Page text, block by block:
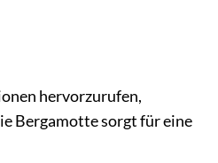
hervorzurufen,
Bergamotte sorgt für eine